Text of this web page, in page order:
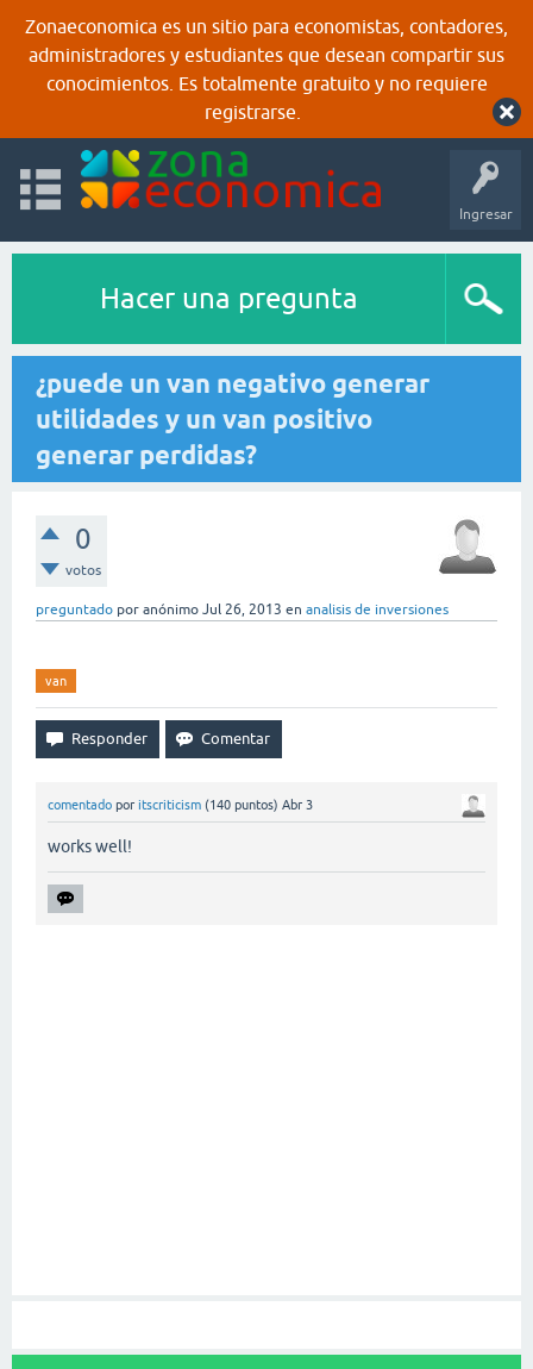
Zonaeconomica es un sitio para economistas, contadores,
administradores y estudiantes que desean compartir sus
conocimientos. Es totalmente gratuito y no requiere
registrarse.
Ingresar
Hacer una pregunta
¿puede un van negativo generar
utilidades y un van positivo
generar perdidas?
0
votos
preguntado por anónimo Jul 26, 2013 en analisis de inversiones
van
comentado por itscriticism (140 puntos) Abr 3
works well!